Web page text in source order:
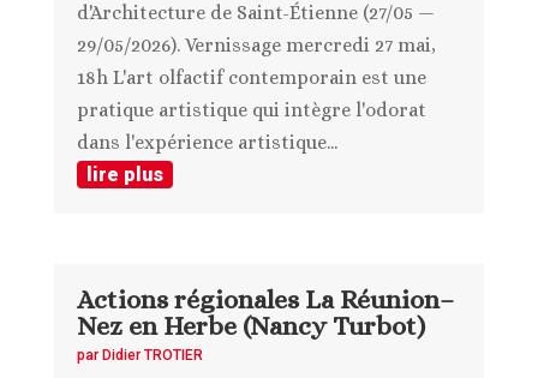
d'Architecture de Saint-Étienne (27/05 —
29/05/2026). Vernissage mercredi 27 mai,
18h L'art olfactif contemporain est une
pratique artistique qui intègre l'odorat
dans l'expérience artistique...
lire plus
Actions régionales La Réunion–
Nez en Herbe (Nancy Turbot)
par Didier TROTIER